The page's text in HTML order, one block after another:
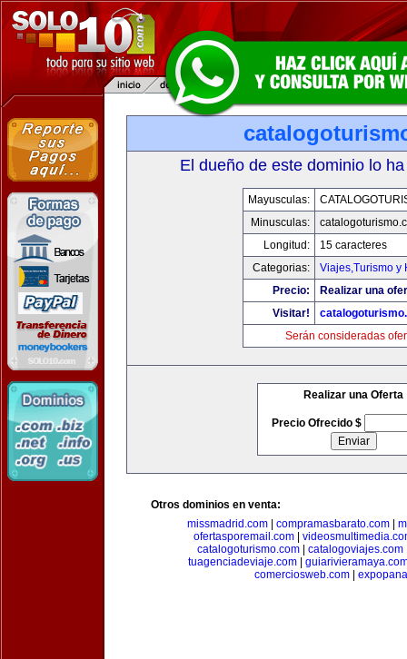
El dueño de este dominio lo
Mayusculas:
Minusculas:
Longitud:
15 caracteres
Categorias:
Viajes,Turismo y
Precio:
Realizar una
Visitar!
Serán consideradas
Realizar una Oferta
Precio Ofrecido $
Otros dominios en venta:
missmadrid.com| compramasbarato.com|
ofertasporemail.com
catalogoturismo.com
catalogoviajes.com
tuagenciadeviaje.com|
comerciosweb.com